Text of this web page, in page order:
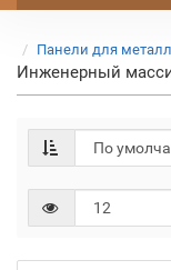
Панели для
Инженерный